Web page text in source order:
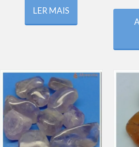
LER MAIS